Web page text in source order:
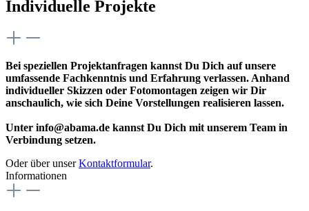
Individuelle Projekte
Bei speziellen Projektanfragen kannst Du Dich auf unsere
umfassende Fachkenntnis und Erfahrung verlassen. Anhand
individueller Skizzen oder Fotomontagen zeigen wir Dir
anschaulich, wie sich Deine Vorstellungen realisieren lassen.
Unter info@abama.de kannst Du Dich mit unserem Team in
Verbindung setzen.
Oder über unserKontaktformular.
Informationen